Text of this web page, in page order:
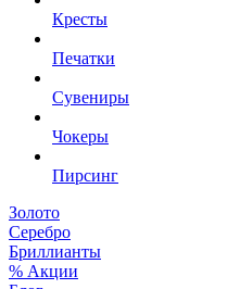
Кресты
Печатки
Сувениры
Чокеры
Пирсинг
Золото
Серебро
Бриллианты
% Акции